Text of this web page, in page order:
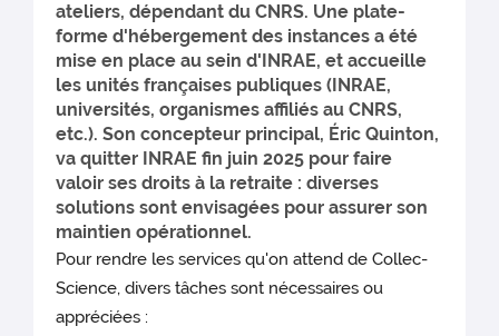
ateliers, dépendant du CNRS. Une plate-
forme d'hébergement des instances a été
mise en place au sein d'INRAE, et accueille
les unités françaises publiques (INRAE,
universités, organismes affiliés au CNRS,
etc.). Son concepteur principal, Éric Quinton,
va quitter INRAE fin juin 2025 pour faire
valoir ses droits à la retraite : diverses
solutions sont envisagées pour assurer son
maintien opérationnel.
Pour rendre les services qu'on attend de Collec-
Science, divers tâches sont nécessaires ou
appréciées :